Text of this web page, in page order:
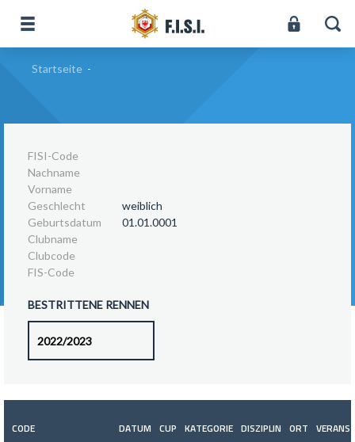
Startseite -
FISI-Code
Nachname
Vorname
Geschlecht
weiblich
Geburtsdatum
01.01.0001
Clubname
Clubcode
FIS-Code
BESTRITTENE RENNEN
CODE DATUM CUP KATEGORIE DISZIPLIN ORT